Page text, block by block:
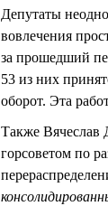
Депутаты
вовлечения
за прошедший
53 из них
оборот. Эта
Также
горсоветом по